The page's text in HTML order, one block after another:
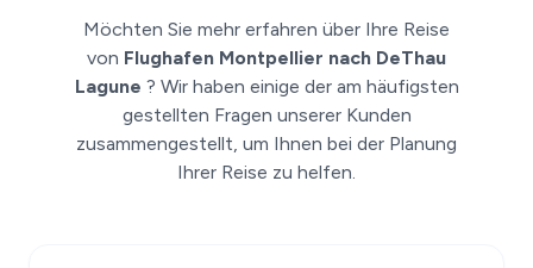
Möchten Sie mehr erfahren über Ihre Reise
von Flughafen Montpellier nach DeThau
Lagune ? Wir haben einige der am häufigsten
gestellten Fragen unserer Kunden
zusammengestellt, um Ihnen bei der Planung
Ihrer Reise zu helfen.